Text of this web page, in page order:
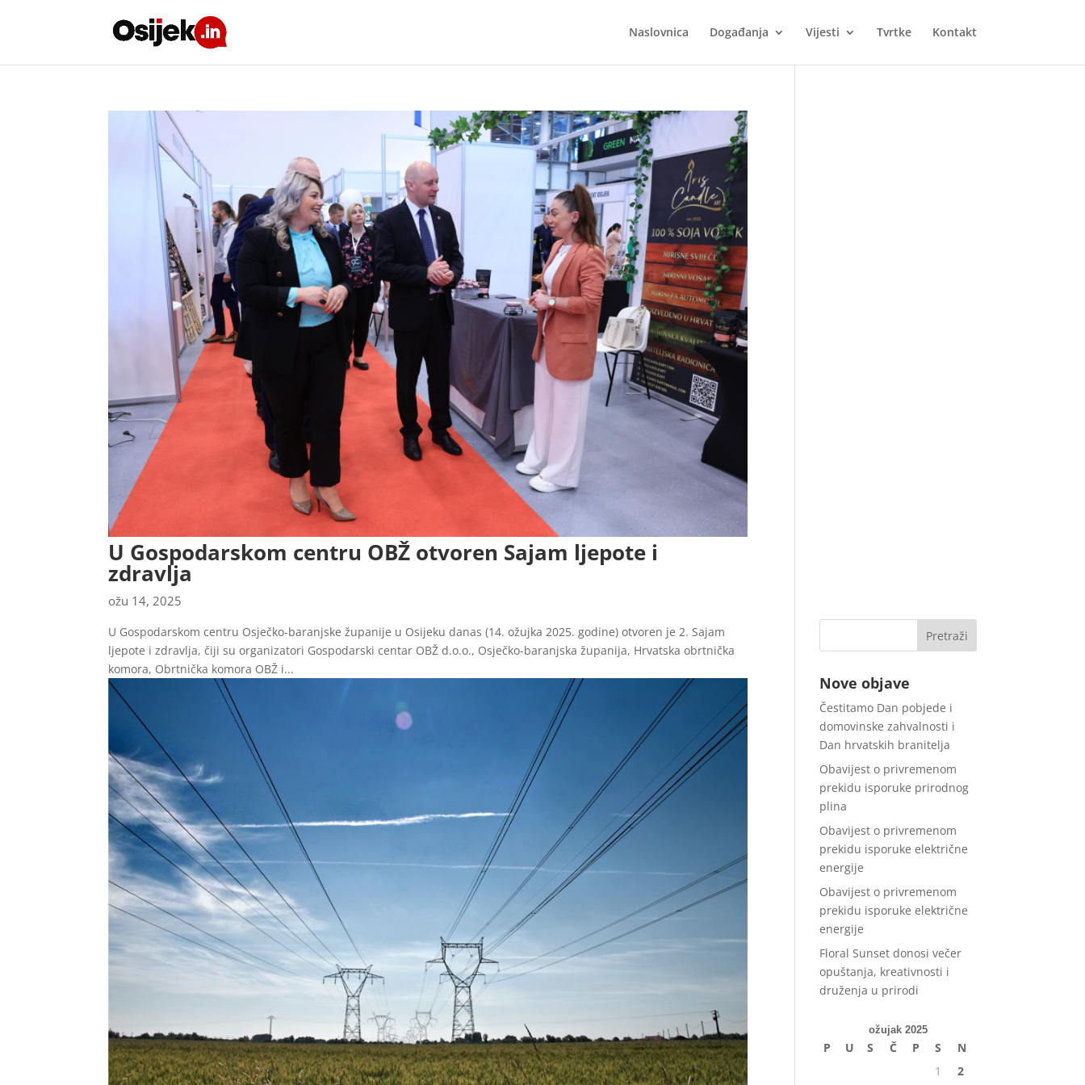
Naslovnica Događanja Vijesti Tvrtke Kontakt
U Gospodarskom centru OBŽ otvoren Sajam ljepote i
zdravlja
ožu 14, 2025
U Gospodarskom centru Osječko-baranjske županije u Osijeku danas (14. ožujka 2025. godine) otvoren je 2. Sajam
ljepote i zdravlja, čiji su organizatori Gospodarski centar OBŽ d.o.o., Osječko-baranjska županija, Hrvatska obrtnička
komora, Obrtnička komora OBŽ i...
Nove objave
Čestitamo Dan pobjede i
domovinske zahvalnosti i
Dan hrvatskih branitelja
Obavijest o privremenom
prekidu isporuke prirodnog
plina
Obavijest o privremenom
prekidu isporuke električne
energije
Obavijest o privremenom
prekidu isporuke električne
energije
Floral Sunset donosi večer
opuštanja, kreativnosti i
druženja u prirodi
ožujak 2025
P U S Č P S
N
1
2